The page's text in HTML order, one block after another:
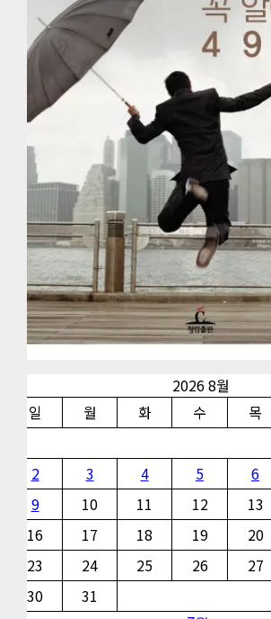
2026 8월
일
월 화 수 목
2
3 4 5 6
9
10 11 12 13
16
17 18 19 20
23
24 25 26 27
30
31